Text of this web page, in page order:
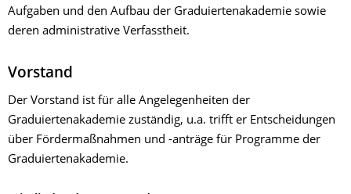
Aufgaben und den Aufbau der Graduiertenakademie sowie
deren administrative Verfasstheit.
Vorstand
Der Vorstand ist für alle Angelegenheiten der
Graduiertenakademie zuständig, u.a. trifft er Entscheidungen
über Fördermaßnahmen und -anträge für Programme der
Graduiertenakademie.